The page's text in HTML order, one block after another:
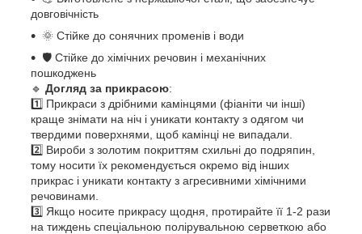
довговічність
🌞 Стійке до сонячних променів і води
🛡️ Стійке до хімічних речовин і механічних
пошкоджень
🔹 Догляд за прикрасою:
1️⃣ Прикраси з дрібними камінцями (фіаніти чи інші)
краще знімати на ніч і уникати контакту з одягом чи
твердими поверхнями, щоб камінці не випадали.
2️⃣ Вироби з золотим покриттям схильні до подряпин,
тому носити їх рекомендується окремо від інших
прикрас і уникати контакту з агресивними хімічними
речовинами.
3️⃣ Якщо носите прикрасу щодня, протирайте її 1-2 рази
на тиждень спеціальною полірувальною серветкою або